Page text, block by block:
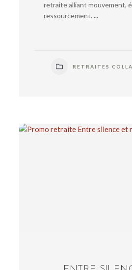
retraite alliant mouvement,
ressourcement. ...
RETRAITES